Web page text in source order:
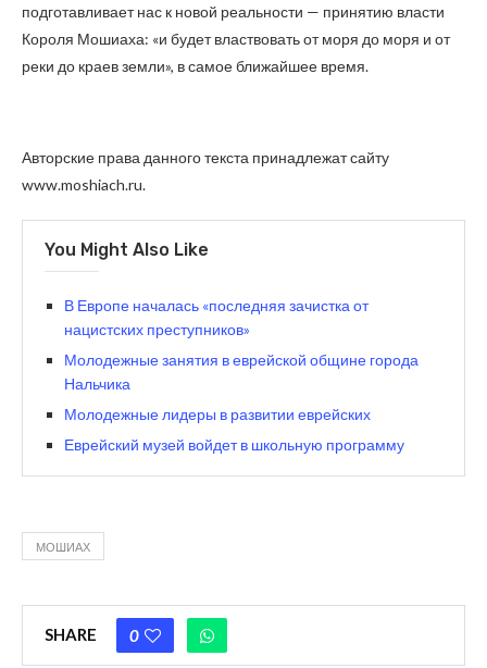
подготавливает нас к новой реальности — принятию власти
Короля Мошиаха: «и будет властвовать от моря до моря и от
реки до краев земли», в самое ближайшее время.
Авторские права данного текста принадлежат сайту
www.moshiach.ru.
You Might Also Like
В Европе началась «последняя зачистка от
нацистских преступников»
Молодежные занятия в еврейской общине города
Нальчика
Молодежные лидеры в развитии еврейских
Еврейский музей войдет в школьную программу
МОШИАХ
SHARE 0